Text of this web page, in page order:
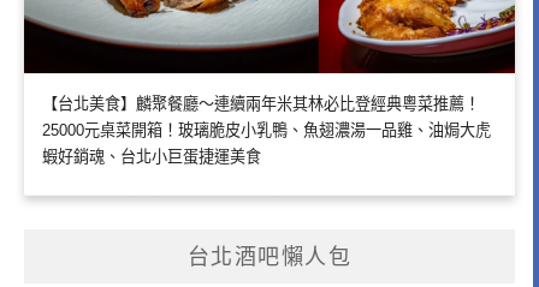
【台北美食】麟聚餐廳～連續兩年米其林必比登經典粵菜推薦！
25000元桌菜開箱！玻璃脆皮小乳鴨、魚翅濃湯一品雞、油焗大虎
蝦好銷魂、台北小巨蛋捷運美食
台北酒吧懶人包